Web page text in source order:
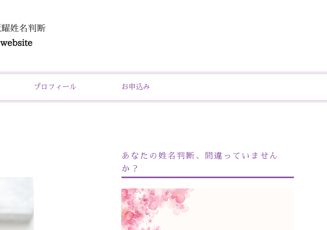
プロフィール お申込み
あなたの姓名判断、間違っていません
か？